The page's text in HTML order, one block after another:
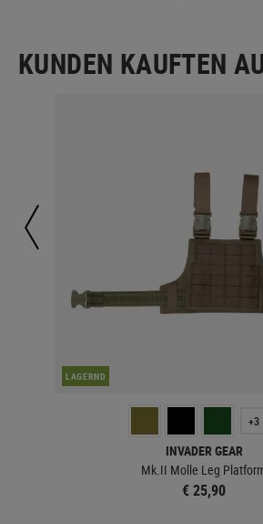
KUNDEN KAUFTEN
LAGERND
+3
INVADER GEAR
Mk.II Molle Leg
€ 25,90